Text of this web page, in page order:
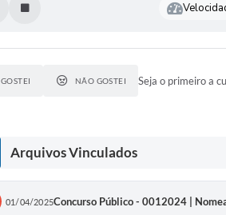
GOSTEI NÃO GOSTEI Seja o primeiro a
Arquivos Vinculados
01/04/2025Concurso Público - 0012024 |